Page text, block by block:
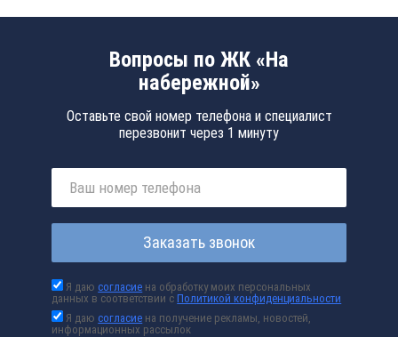
Вопросы по ЖК «На
набережной»
Оставьте свой номер телефона и специалист
перезвонит через 1 минуту
Заказать звонок
Я даюсогласие на обработку моих персональных
данных в соответствии сПолитикой конфиденциальности
Я даюсогласие на получение рекламы, новостей,
информационных рассылок